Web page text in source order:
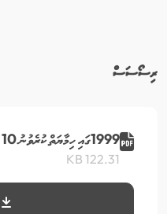
ރިސޯސަސް
1999ގައި ހިމާޔަތް ކުރެވުނު 10 ޑައިވް ސައިޓް
122.31 KB